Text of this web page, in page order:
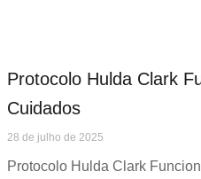
Protocolo Hulda Clark
Cuidados
28 de julho de 2025
Protocolo Hulda Clark